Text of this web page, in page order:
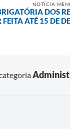
NOTÍCIA
DOS
FEITA ATÉ 15 DE